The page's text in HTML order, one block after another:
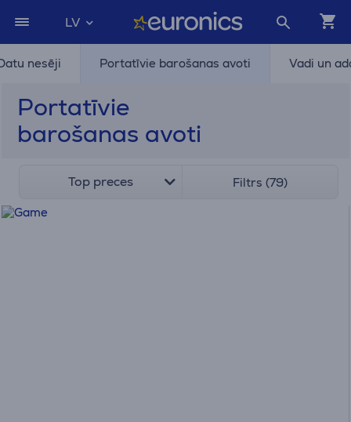
LV
nesēji Portatīvie barošanas avoti Vadi un
Portatīvie
barošanas avoti
Top preces Filtrs (79)